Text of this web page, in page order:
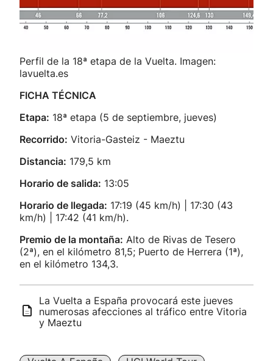
Perfil de la 18ª etapa de la Vuelta. Imagen:
lavuelta.es
FICHA TÉCNICA
Etapa: 18ª etapa (5 de septiembre, jueves)
Recorrido: Vitoria-Gasteiz - Maeztu
Distancia: 179,5 km
Horario de salida: 13:05
Horario de llegada: 17:19 (45 km/h) | 17:30 (43
km/h) | 17:42 (41 km/h).
Premio de la montaña: Alto de Rivas de Tesero
(2ª), en el kilómetro 81,5; Puerto de Herrera (1ª),
en el kilómetro 134,3.
La Vuelta a España provocará este jueves
numerosas afecciones al tráfico entre Vitoria
y Maeztu